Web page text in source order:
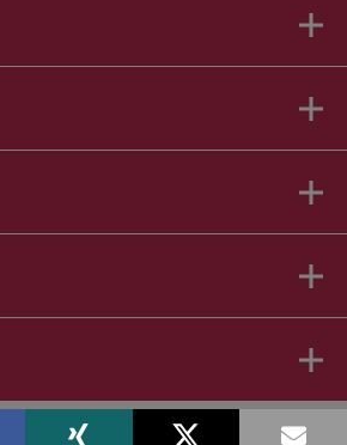
APOTHEKE